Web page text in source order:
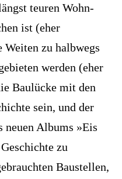
teuren Wohn-
ist (eher
Weiten zu halbwegs
werden (eher
Baulücke mit den
sein, und der
Albums »Eis
zu
Baustellen,